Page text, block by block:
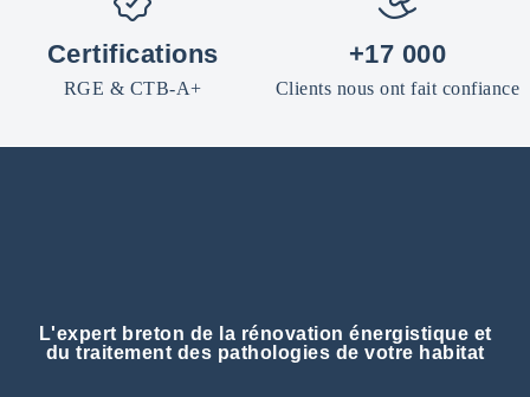
Certifications
RGE & CTB-A+
+17 000
Clients nous ont fait confiance
L'expert breton de la rénovation énergistique et
du traitement des pathologies de votre habitat